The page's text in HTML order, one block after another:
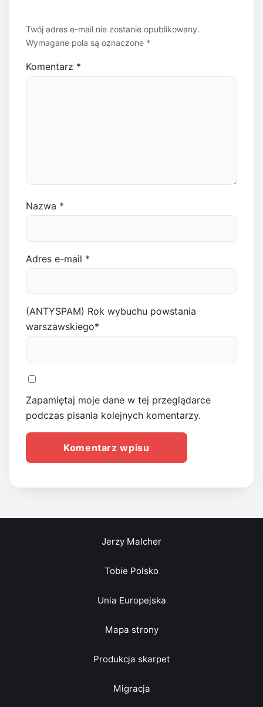
Twój adres e-mail nie zostanie opublikowany.
Wymagane pola są oznaczone *
Komentarz *
Nazwa *
Adres e-mail *
(ANTYSPAM) Rok wybuchu powstania
warszawskiego*
Zapamiętaj moje dane w tej przeglądarce
podczas pisania kolejnych komentarzy.
Jerzy Malcher
Tobie Polsko
Unia Europejska
Mapa strony
Produkcja skarpet
Migracja